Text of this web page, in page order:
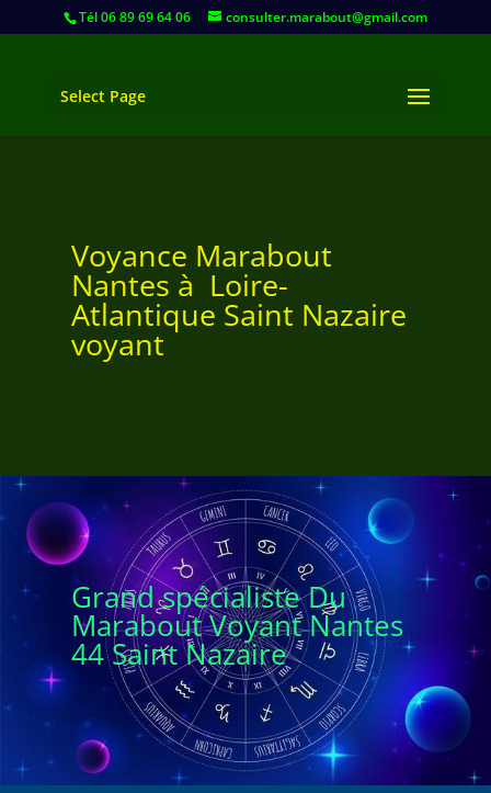
Tél 06 89 69 64 06 consulter.marabout@gmail.com
Select Page
Voyance Marabout
Nantes à Loire-
Atlantique Saint Nazaire
voyant
Grand spécialiste Du
Marabout Voyant Nantes
44 Saint Nazaire